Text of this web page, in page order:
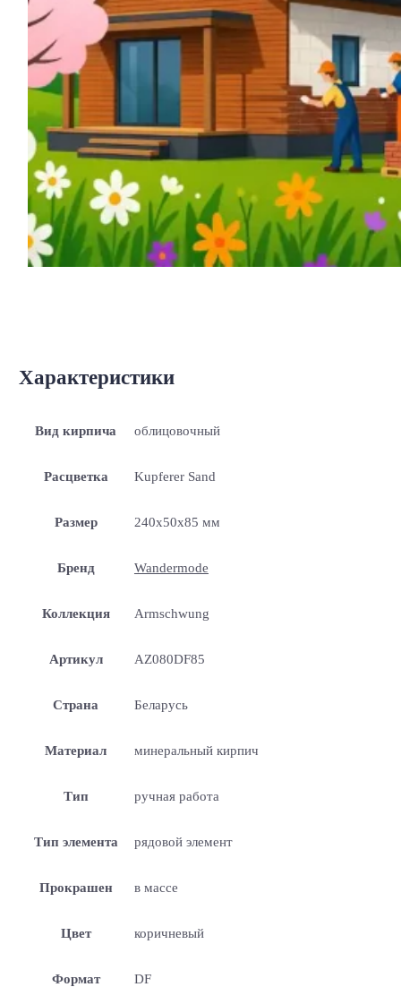
Характеристики
Вид кирпича облицовочный
Расцветка Kupferer Sand
Размер 240x50x85 мм
Бренд Wandermode
Коллекция Armschwung
Артикул AZ080DF85
Страна Беларусь
Материал минеральный кирпич
Тип ручная работа
Тип элемента рядовой элемент
Прокрашен в массе
Цвет коричневый
Формат DF